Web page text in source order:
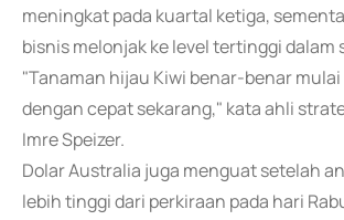
meningkat pada kuartal ketiga,
bisnis melonjak ke level tertinggi dalam
"Tanaman hijau Kiwi benar-benar
dengan cepat sekarang," kata ahli
Imre Speizer.
Dolar Australia juga menguat setelah
lebih tinggi dari perkiraan pada hari